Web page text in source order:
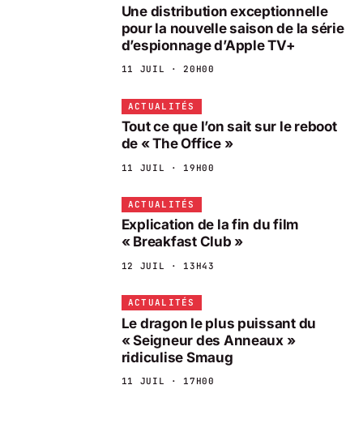
Une distribution exceptionnelle
pour la nouvelle saison de la série
d’espionnage d’Apple TV+
11 JUIL · 20H00
ACTUALITÉS
Tout ce que l’on sait sur le reboot
de « The Office »
11 JUIL · 19H00
ACTUALITÉS
Explication de la fin du film
« Breakfast Club »
12 JUIL · 13H43
ACTUALITÉS
Le dragon le plus puissant du
« Seigneur des Anneaux »
ridiculise Smaug
11 JUIL · 17H00